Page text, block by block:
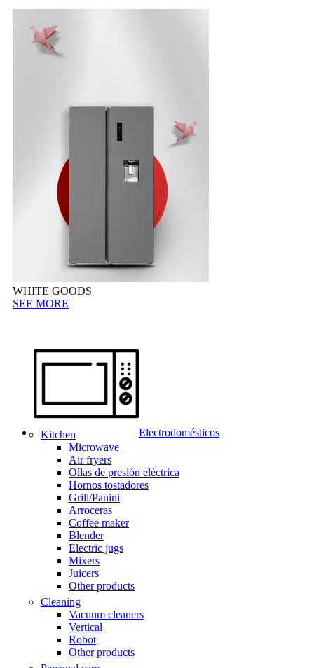
WHITE GOODS
SEE MORE
Electrodomésticos
Kitchen
Microwave
Air fryers
Ollas de presión eléctrica
Hornos tostadores
Grill/Panini
Arroceras
Coffee maker
Blender
Electric jugs
Mixers
Juicers
Other products
Cleaning
Vacuum cleaners
Vertical
Robot
Other products